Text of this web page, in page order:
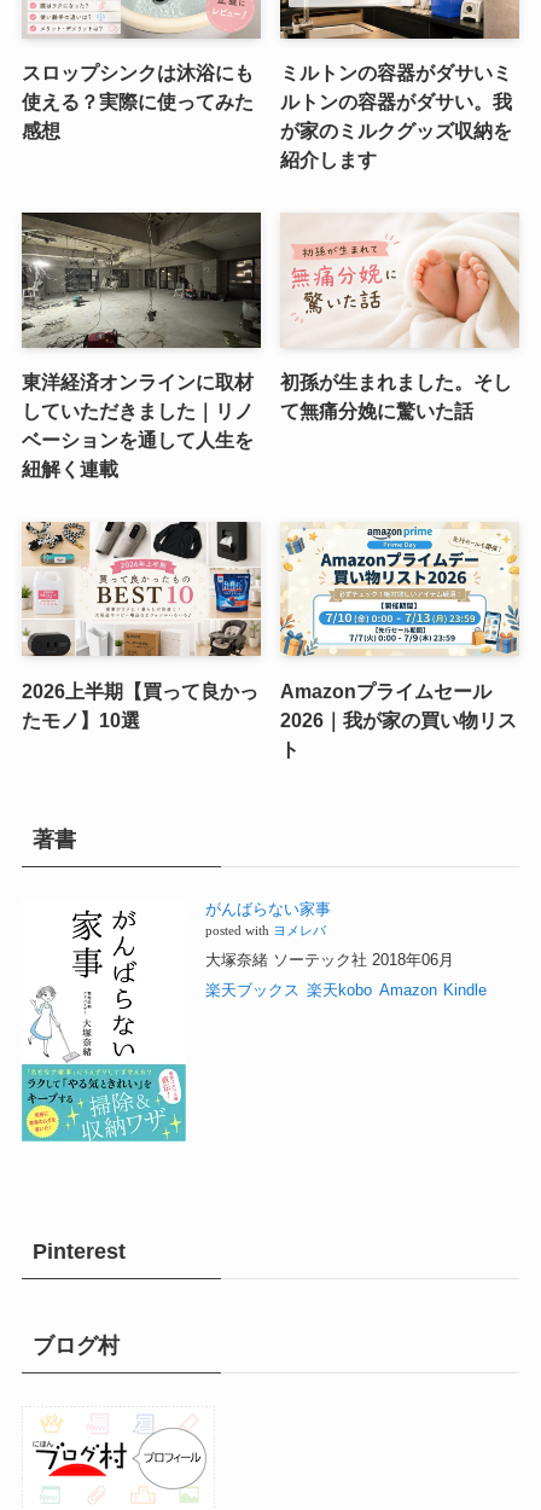
スロップシンクは沐浴にも
使える？実際に使ってみた
感想
ミルトンの容器がダサいミ
ルトンの容器がダサい。我
が家のミルクグッズ収納を
紹介します
東洋経済オンラインに取材
していただきました｜リノ
ベーションを通して人生を
紐解く連載
初孫が生まれました。そし
て無痛分娩に驚いた話
2026上半期【買って良かっ
たモノ】10選
Amazonプライムセール
2026｜我が家の買い物リス
ト
著書
がんばらない家事
posted with ヨメレバ
大塚奈緒 ソーテック社 2018年06月
楽天ブックス 楽天kobo Amazon Kindle
Pinterest
ブログ村